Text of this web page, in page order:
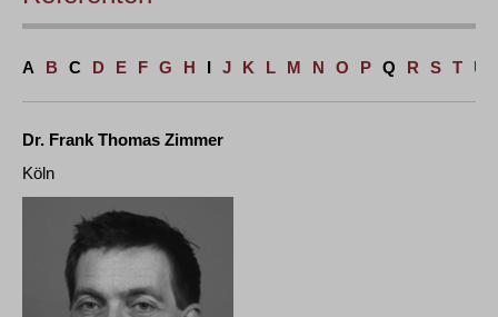
A B C D E F G H I J K L M N O P Q R S T U
Dr. Frank Thomas Zimmer
Köln